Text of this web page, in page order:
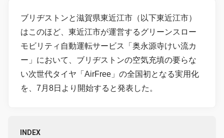
ブリヂストンと滋賀県東近江市（以下東近江市）
はこのほど、東近江市が運営するグリーンスロー
モビリティ自動運転サービス「奥永源寺けい流カ
ー」において、ブリヂストンの空気充填の要らな
い次世代タイヤ「AirFree」の全国初となる実用化
を、7月8日より開始すると発表した。
INDEX